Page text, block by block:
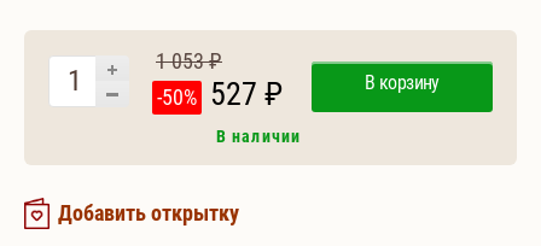
1 053 ₽
-50%
527 ₽ В корзину
В наличии
Добавить открытку